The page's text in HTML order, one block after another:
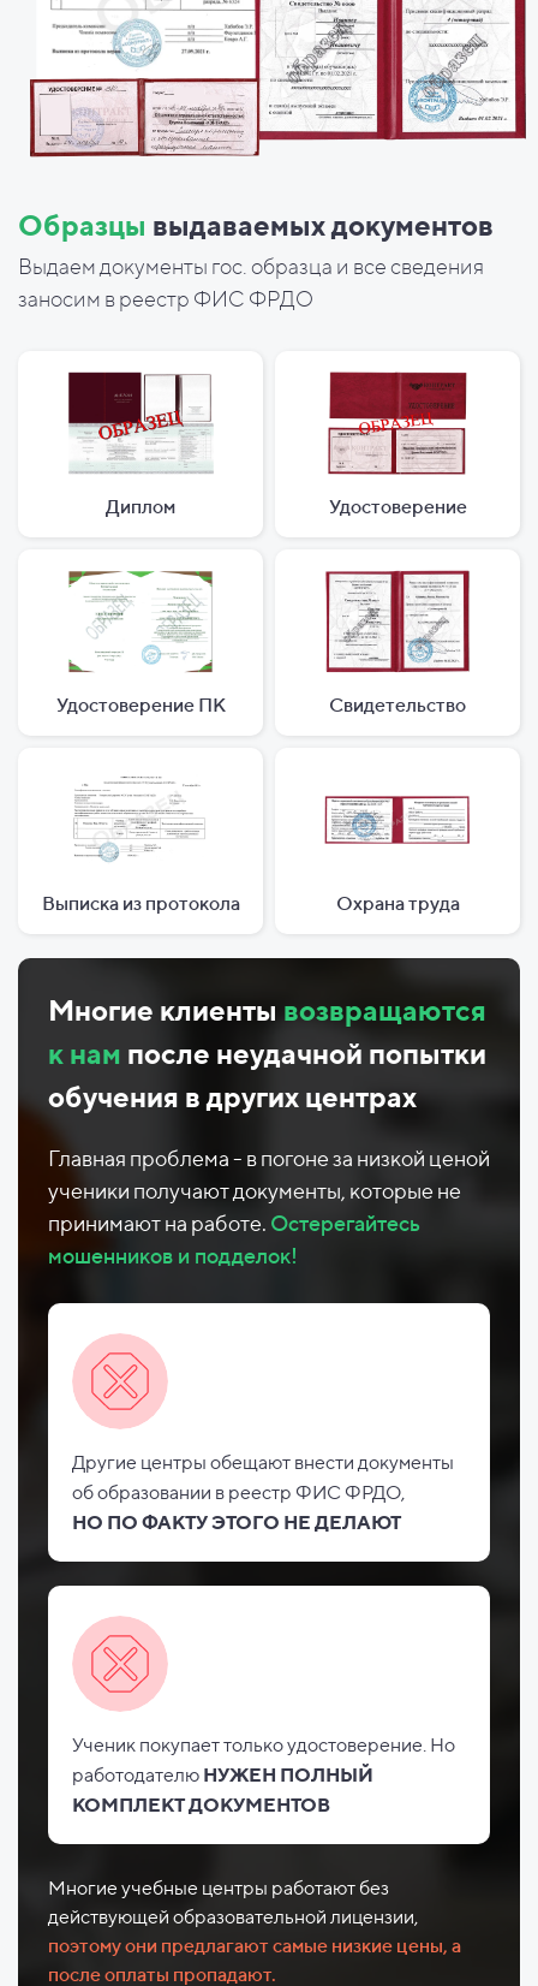
Образцы выдаваемых документов
Выдаем документы гос. образца и все сведения
заносим в реестр ФИС ФРДО
Диплом Удостоверение
Удостоверение ПК Свидетельство
Выписка из протокола Охрана труда
Многие клиенты возвращаются
к нам после неудачной попытки
обучения в других центрах
Главная проблема - в погоне за низкой ценой
ученики получают документы, которые не
принимают на работе. Остерегайтесь
мошенников и подделок!
Другие центры обещают внести документы
обобразовании в реестр ФИС ФРДО,
НО ПО ФАКТУ ЭТОГО НЕ ДЕЛАЮТ
Ученик покупает только удостоверение. Но
работодателю НУЖЕН ПОЛНЫЙ
КОМПЛЕКТ ДОКУМЕНТОВ
Многие учебные центры работают без
действующей образовательной лицензии,
поэтому они предлагают самые низкие цены, а
после оплаты пропадают.